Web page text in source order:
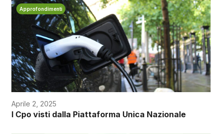
Approfondimenti
Aprile 2, 2025
I Cpo visti dalla Piattaforma Unica Nazionale